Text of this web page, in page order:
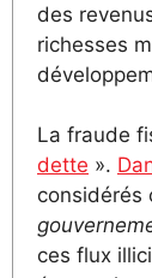
des
richesses
La fraude
dette ».
considérés
ces flux